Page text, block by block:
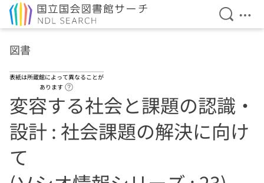
検索を
メ
図書
表紙は所蔵館によって異なることが
あります
変容する社会と課題の認識・
設計 : 社会課題の解決に向け
て